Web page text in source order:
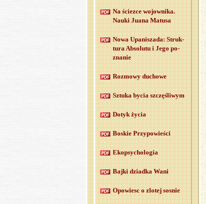
Na ściez­ce wo­jow­ni­ka.
Nauki Juana Ma­tu­sa
Nowa Upa­ni­sza­da: Struk­
tu­ra Ab­so­lu­tu i Jego po­
zna­nie
Roz­mo­wy du­cho­we
Sztu­ka bycia szczę­śli­wym
Dotyk życia
Bo­skie Przy­po­wie­ści
Ekop­sy­cho­lo­gia
Bajki dziad­ka Wani
Opo­wiesc o zlo­tej so­snie